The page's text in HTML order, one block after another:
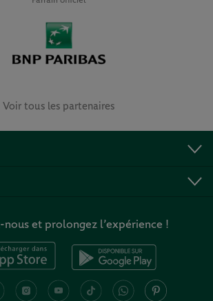
Voir tous les partenaires
nous et prolongez l’expérience !